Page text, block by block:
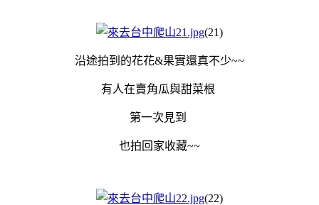
(21)
沿途拍到的花花&果實還真不少~~
有人在賣角瓜與甜菜根
第一次見到
也拍回家收藏~~
(22)